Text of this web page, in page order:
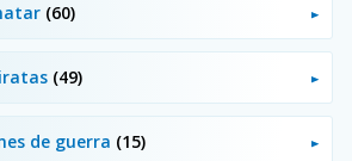
(60)
(49)
de guerra (15)